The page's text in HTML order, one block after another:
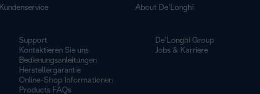
Kundenservice
Support
Kontaktieren Sie uns
Bedienungsanleitungen
Herstellergarantie
Online-Shop Informationen
Products FAQs
About De’Longhi
De’Longhi Group
Jobs & Karriere